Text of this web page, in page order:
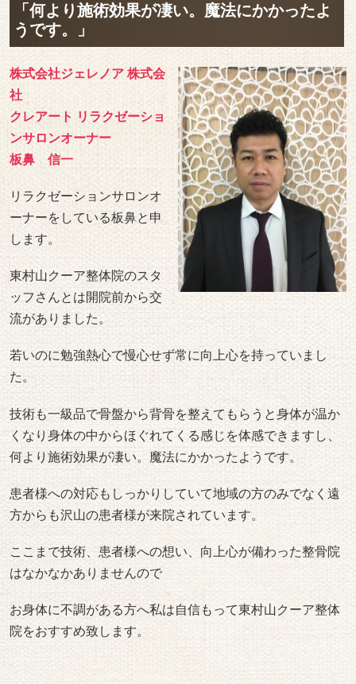
「何より施術効果が凄い。魔法にかかったよ
うです。」
株式会社ジェレノア 株式会
社
クレアート リラクゼーショ
ンサロンオーナー
板鼻 信一
リラクゼーションサロンオ
ーナーをしている板鼻と申
します。
東村山クーア整体院のスタ
ッフさんとは開院前から交
流がありました。
若いのに勉強熱心で慢心せず常に向上心を持っていまし
た。
技術も一級品で骨盤から背骨を整えてもらうと身体が温か
くなり身体の中からほぐれてくる感じを体感できますし、
何より施術効果が凄い。魔法にかかったようです。
患者様への対応もしっかりしていて地域の方のみでなく遠
方からも沢山の患者様が来院されています。
ここまで技術、患者様への想い、向上心が備わった整骨院
はなかなかありませんので
お身体に不調がある方へ私は自信もって東村山クーア整体
院をおすすめ致します。